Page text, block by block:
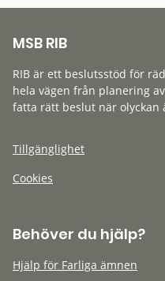
MSB RIB
RIB är ett beslutsstöd för
hela vägen från planering
fatta rätt beslut när olyckan
Tillgänglighet
Cookies
Behöver du hjälp?
Hjälp för Farliga ämnen